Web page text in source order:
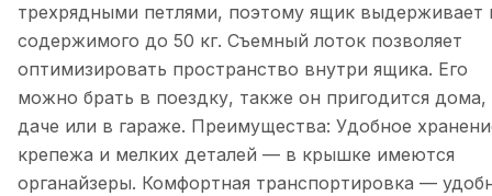
трехрядными петлями, поэтому ящик выдерживает
содержимого до 50 кг. Съемный лоток позволяет
оптимизировать пространство внутри ящика. Его
можно брать в поездку, также он пригодится дома,
даче или в гараже. Преимущества: Удобное
крепежа и мелких деталей — в крышке имеются
органайзеры. Комфортная транспортировка —